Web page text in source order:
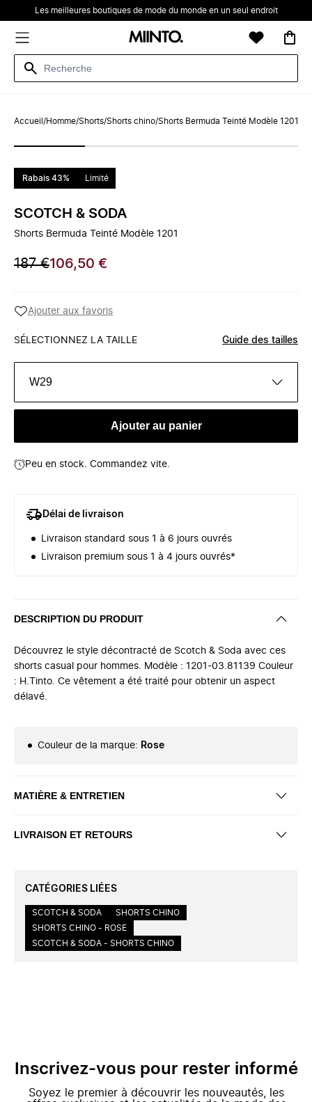
Les meilleures boutiques de mode du monde en un seul endroit
Accueil /Homme/Shorts/Shorts chino/Shorts Bermuda Teinté Modèle 1201
Rabais 43% Limité
SCOTCH & SODA
Shorts Bermuda Teinté Modèle 1201
187 €106,50 €
Ajouter aux favoris
SÉLECTIONNEZ LA TAILLE Guide des tailles
W29
Ajouter au panier
Peu en stock. Commandez vite.
Délai de livraison
Livraison standard sous 1 à 6 jours ouvrés
Livraison premium sous 1 à 4 jours ouvrés*
DESCRIPTION DU PRODUIT
Découvrez le style décontracté de Scotch & Soda avec ces
shorts casual pour hommes. Modèle : 1201-03.81139 Couleur
: H.Tinto. Ce vêtement a été traité pour obtenir un aspect
délavé.
Couleur de la marque: Rose
MATIÈRE & ENTRETIEN
LIVRAISON ET RETOURS
CATÉGORIES LIÉES
SCOTCH & SODA
SHORTS CHINO
SHORTS CHINO - ROSE
SCOTCH & SODA - SHORTS CHINO
Inscrivez-vous pour rester informé
Soyez le premier à découvrir les nouveautés, les